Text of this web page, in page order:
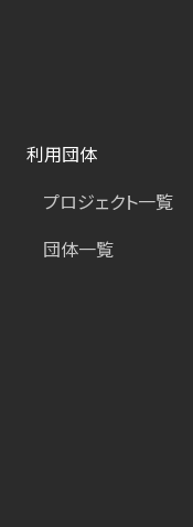
利用団体
プロジェクト一覧
団体一覧